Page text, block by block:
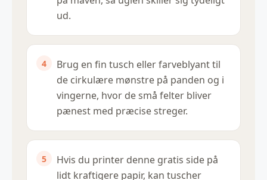
ud.
Brug en fin tusch eller farveblyant til
de cirkulære mønstre på panden og i
vingerne, hvor de små felter bliver
pænest med præcise streger.
Hvis du printer denne gratis side på
lidt kraftigere papir, kan tuscher